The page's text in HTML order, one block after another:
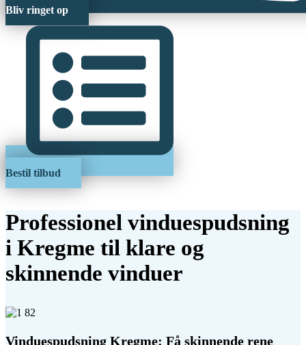
Bliv ringet op
Bestil tilbud
Professionel vinduespudsning
i Kregme til klare og
skinnende vinduer
Vinduespudsning Kregme: Få skinnende rene